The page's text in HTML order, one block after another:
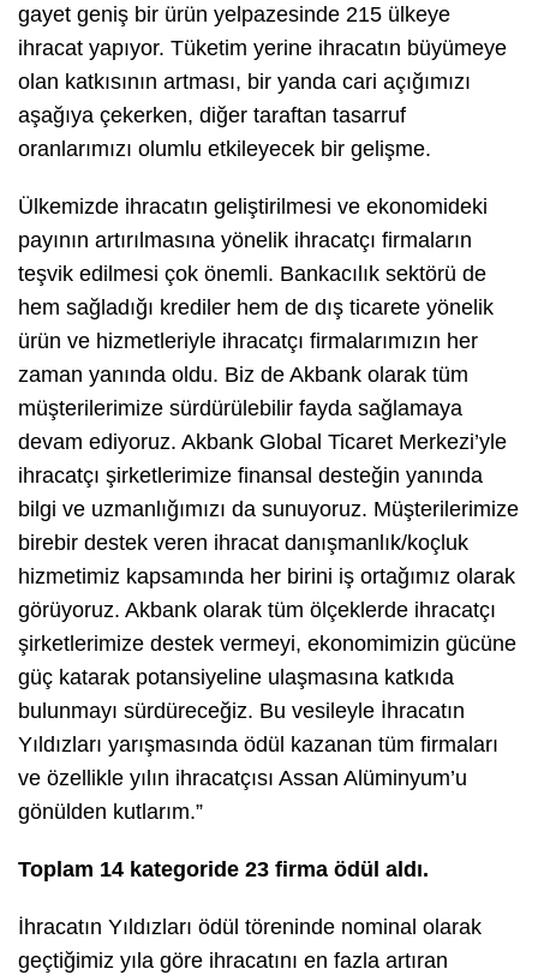
gayet geniş bir ürün yelpazesinde 215 ülkeye
ihracat yapıyor. Tüketim yerine ihracatın büyümeye
olan katkısının artması, bir yanda cari açığımızı
aşağıya çekerken, diğer taraftan tasarruf
oranlarımızı olumlu etkileyecek bir gelişme.
Ülkemizde ihracatın geliştirilmesi ve ekonomideki
payının artırılmasına yönelik ihracatçı firmaların
teşvik edilmesi çok önemli. Bankacılık sektörü de
hem sağladığı krediler hem de dış ticarete yönelik
ürün ve hizmetleriyle ihracatçı firmalarımızın her
zaman yanında oldu. Biz de Akbank olarak tüm
müşterilerimize sürdürülebilir fayda sağlamaya
devam ediyoruz. Akbank Global Ticaret Merkezi’yle
ihracatçı şirketlerimize finansal desteğin yanında
bilgi ve uzmanlığımızı da sunuyoruz. Müşterilerimize
birebir destek veren ihracat danışmanlık/koçluk
hizmetimiz kapsamında her birini iş ortağımız olarak
görüyoruz. Akbank olarak tüm ölçeklerde ihracatçı
şirketlerimize destek vermeyi, ekonomimizin gücüne
güç katarak potansiyeline ulaşmasına katkıda
bulunmayı sürdüreceğiz. Bu vesileyle İhracatın
Yıldızları yarışmasında ödül kazanan tüm firmaları
ve özellikle yılın ihracatçısı Assan Alüminyum’u
gönülden kutlarım.”
Toplam 14 kategoride 23 firma ödül aldı.
İhracatın Yıldızları ödül töreninde nominal olarak
geçtiğimiz yıla göre ihracatını en fazla artıran